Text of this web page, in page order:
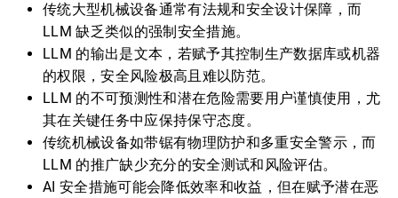
传统大型机械设备通常有法规和安全设计保障，而
LLM 缺乏类似的强制安全措施。
LLM 的输出是文本，若赋予其控制生产数据库或机器
的权限，安全风险极高且难以防范。
LLM 的不可预测性和潜在危险需要用户谨慎使用，尤
其在关键任务中应保持保守态度。
传统机械设备如带锯有物理防护和多重安全警示，而
LLM 的推广缺少充分的安全测试和风险评估。
AI 安全措施可能会降低效率和收益，但在赋予潜在恶